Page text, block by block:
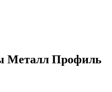
Металл Профиль